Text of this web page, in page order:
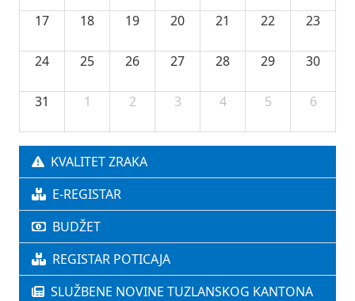
17 18 19 20 21 22 23
24 25 26 27 28 29 30
31 1 2 3 4 5 6
KVALITET ZRAKA
E-REGISTAR
BUDŽET
REGISTAR POTICAJA
SLUŽBENE NOVINE TUZLANSKOG KANTONA